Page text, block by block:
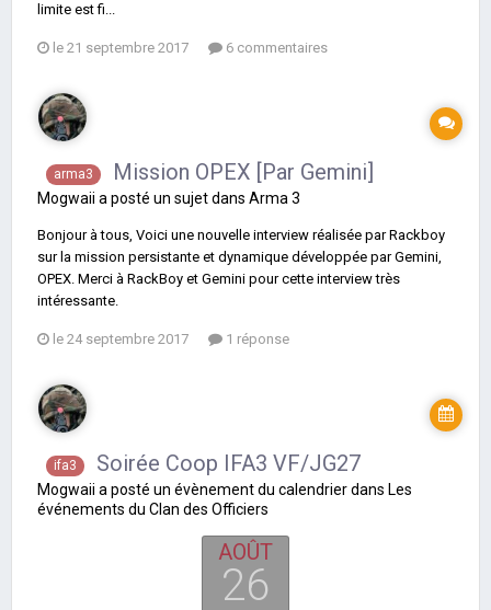
limite est fi...
le 21 septembre 2017 6 commentaires
arma3 Mission OPEX [Par Gemini]
Mogwaii a posté un sujet dans Arma 3
Bonjour à tous, Voici une nouvelle interview réalisée par Rackboy
sur la mission persistante et dynamique développée par Gemini,
OPEX. Merci à RackBoy et Gemini pour cette interview très
intéressante.
le 24 septembre 2017 1 réponse
ifa3 Soirée Coop IFA3 VF/JG27
Mogwaii a posté un évènement du calendrier dans Les
événements du Clan des Officiers
AOÛT
26